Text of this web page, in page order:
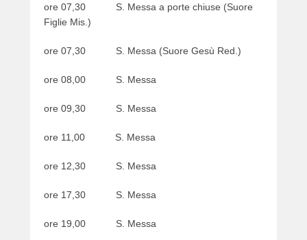
ore 07,30 S. Messa a porte chiuse (Suore
Figlie Mis.)
ore 07,30 S. Messa (Suore Gesù Red.)
ore 08,00 S. Messa
ore 09,30 S. Messa
ore 11,00 S. Messa
ore 12,30 S. Messa
ore 17,30 S. Messa
ore 19,00 S. Messa